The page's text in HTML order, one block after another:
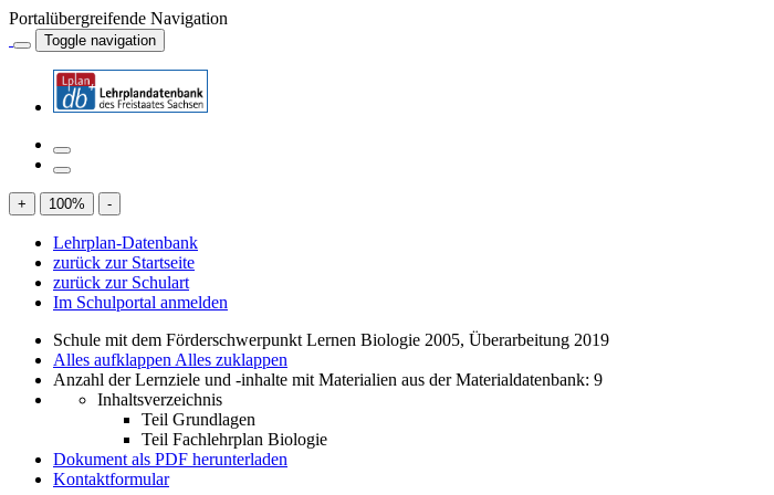
Portalübergreifende Navigation
Toggle navigation
+ 100% -
Lehrplan-Datenbank
zurück zur Startseite
zurück zur Schulart
Im Schulportal anmelden
Schule mit dem Förderschwerpunkt Lernen Biologie 2005, Überarbeitung 2019
Alles aufklappen Alles zuklappen
Anzahl der Lernziele und -inhalte mit Materialien aus der Materialdatenbank: 9
Inhaltsverzeichnis
Teil Grundlagen
Teil Fachlehrplan Biologie
Dokument als PDF herunterladen
Kontaktformular